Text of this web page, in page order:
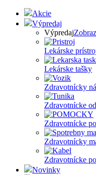
Akcie
Výpredaj
Výpredaj
Lekárske
Lekárske tašky
Zdravotnícky
Zdravotnícke
Zdravotnícke
Zdravotnícky
Zdravotnícke
Novinky